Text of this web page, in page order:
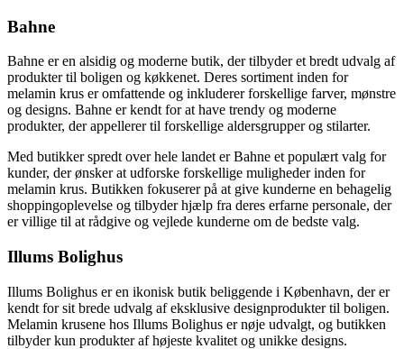
Bahne
Bahne er en alsidig og moderne butik, der tilbyder et bredt udvalg af
produkter til boligen og køkkenet. Deres sortiment inden for
melamin krus er omfattende og inkluderer forskellige farver, mønstre
og designs. Bahne er kendt for at have trendy og moderne
produkter, der appellerer til forskellige aldersgrupper og stilarter.
Med butikker spredt over hele landet er Bahne et populært valg for
kunder, der ønsker at udforske forskellige muligheder inden for
melamin krus. Butikken fokuserer på at give kunderne en behagelig
shoppingoplevelse og tilbyder hjælp fra deres erfarne personale, der
er villige til at rådgive og vejlede kunderne om de bedste valg.
Illums Bolighus
Illums Bolighus er en ikonisk butik beliggende i København, der er
kendt for sit brede udvalg af eksklusive designprodukter til boligen.
Melamin krusene hos Illums Bolighus er nøje udvalgt, og butikken
tilbyder kun produkter af højeste kvalitet og unikke designs.